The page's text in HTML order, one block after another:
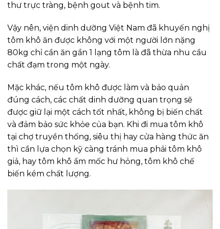
thư trực tràng, bệnh gout và bệnh tim.
Vậy nên, viện dinh dưỡng Việt Nam đã khuyến nghị
tôm khô ăn được không với một người lớn nặng
80kg chỉ cần ăn gần 1 lạng tôm là đã thừa nhu cầu
chất đạm trong một ngày.
Mặc khác, nếu tôm khô được làm và bảo quản
đúng cách, các chất dinh dưỡng quan trọng sẽ
được giữ lại một cách tốt nhất, không bị biến chất
và đảm bảo sức khỏe của bạn. Khi đi mua tôm khô
tại chợ truyền thống, siêu thị hay cửa hàng thức ăn
thì cần lựa chọn kỹ càng tránh mua phải tôm khô
giả, hay tôm khô ẩm mốc hư hỏng, tôm khô chế
biến kém chất lượng.